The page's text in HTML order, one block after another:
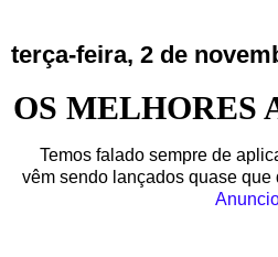
terça-feira, 2 de
OS MELHORES
Temos falado sempre de
vêm sendo lançados quase que